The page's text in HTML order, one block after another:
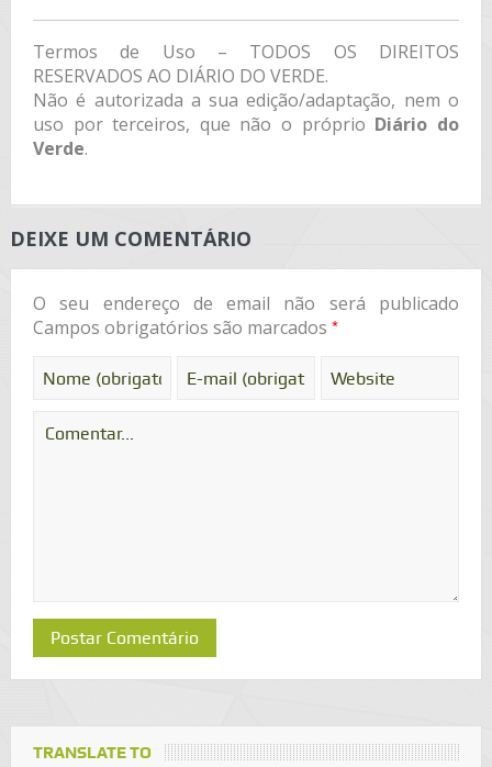
Termos de Uso – TODOS OS DIREITOS
RESERVADOS AO DIÁRIO DO VERDE.
Não é autorizada a sua edição/adaptação, nem o
uso por terceiros, que não o próprio Diário do
Verde.
DEIXE UM COMENTÁRIO
O seu endereço de email não será publicado
Campos obrigatórios são marcados *
TRANSLATE TO